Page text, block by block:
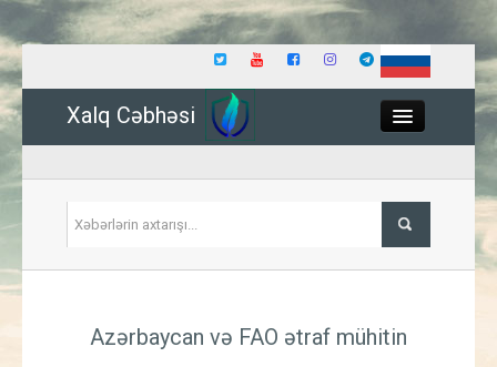
Xalq Cəbhəsi
İqtisadiyyat
Azərbaycan və FAO ətraf mühitin